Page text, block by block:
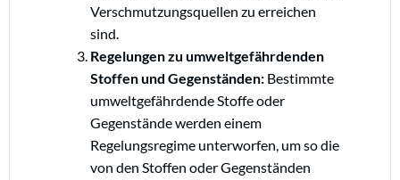
Verschmutzungsquellen zu erreichen
sind.
Regelungen zu umweltgefährdenden
Stoffen und Gegenständen: Bestimmte
umweltgefährdende Stoffe oder
Gegenstände werden einem
Regelungsregime unterworfen, um so die
von den Stoffen oder Gegenständen